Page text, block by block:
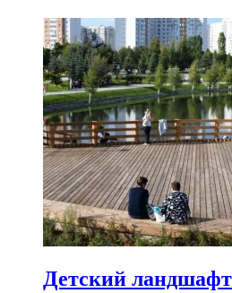
Детский